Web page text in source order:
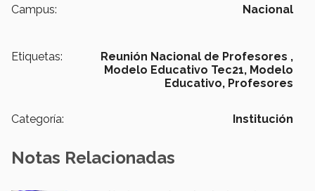
Campus: Nacional
Etiquetas:
Reunión Nacional de Profesores ,
Modelo Educativo Tec21, Modelo
Educativo, Profesores
Categoría: Institución
Notas Relacionadas